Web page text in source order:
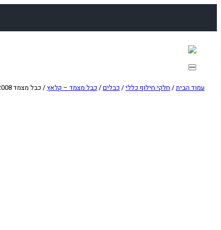
עמוד הבית/ חלקי חילוף כללי/ כבלים/ כבל מצמד – קלאץ/ כבל מצמד HONDA CRF450R 2008